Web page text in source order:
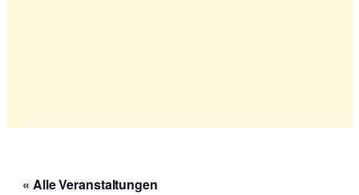
« Alle Veranstaltungen